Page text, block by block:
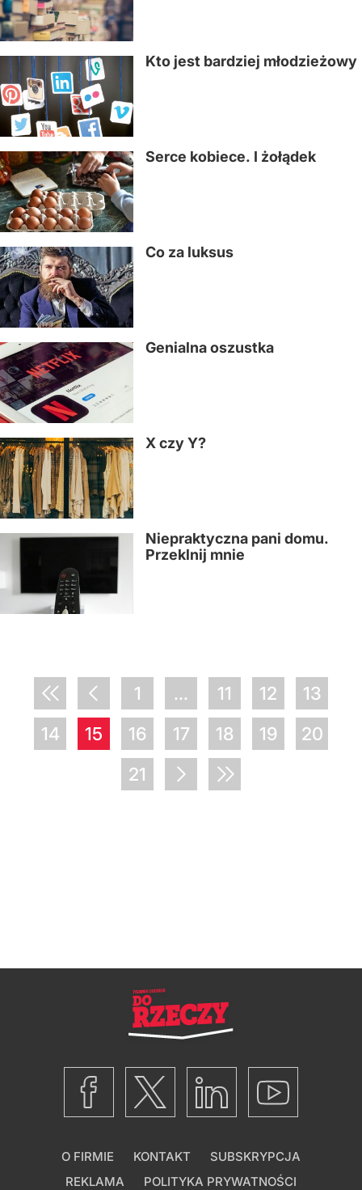
Kto jest bardziej młodzieżowy
Serce kobiece. I żołądek
Co za luksus
Genialna oszustka
X czy Y?
Niepraktyczna pani domu.
Przeklnij mnie
1 ... 11 12
13
14
15 16 17 18 19
20
21
O FIRMIE KONTAKT
SUBSKRYPCJA
REKLAMA
POLITYKA PRYWATNOŚCI